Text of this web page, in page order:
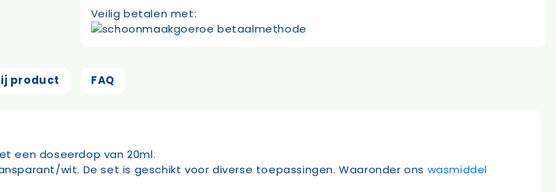
Veilig betalen met:
product FAQ
een doseerdop van 20ml.
wit. De set is geschikt voor diverse toepassingen. Waaronder ons wasmiddel